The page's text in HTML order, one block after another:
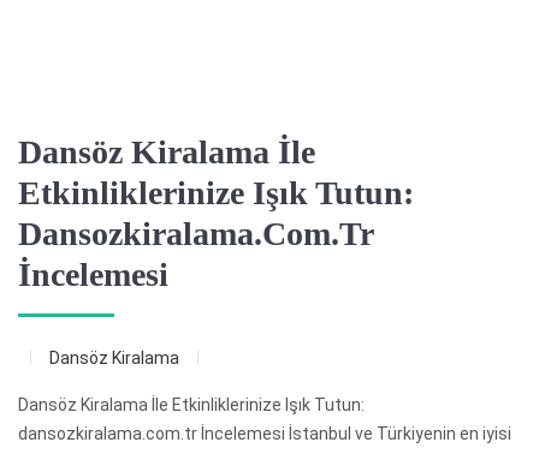
Dansöz Kiralama İle
Etkinliklerinize Işık Tutun:
Dansozkiralama.com.tr
İncelemesi
Dansöz Kiralama
Dansöz Kiralama İle Etkinliklerinize Işık Tutun:
dansozkiralama.com.tr İncelemesi İstanbul ve Türkiyenin en iyisi